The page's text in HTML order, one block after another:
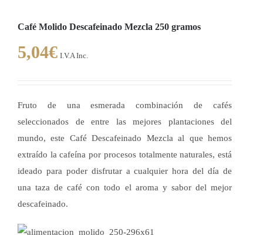
Café Molido Descafeinado Mezcla 250 gramos
5,04€ I.V.A Inc.
Fruto de una esmerada combinación de cafés
seleccionados de entre las mejores plantaciones del
mundo, este Café Descafeinado Mezcla al que hemos
extraído la cafeína por procesos totalmente naturales, está
ideado para poder disfrutar a cualquier hora del día de
una taza de café con todo el aroma y sabor del mejor
descafeinado.